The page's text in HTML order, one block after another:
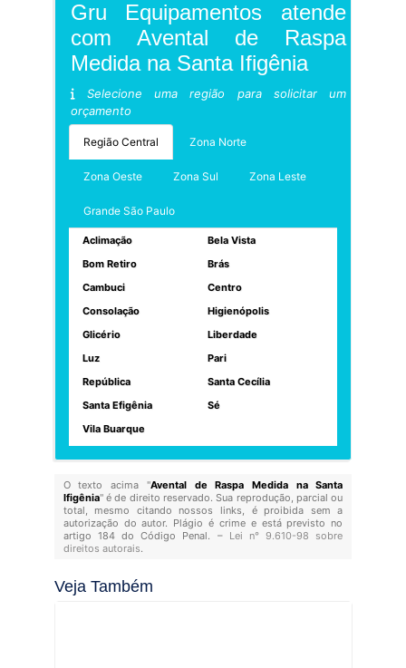
Gru Equipamentos atende
com Avental de Raspa
Medida na Santa Ifigênia
Selecione uma região para solicitar um
orçamento
Região Central Zona Norte
Zona Oeste Zona Sul Zona Leste
Grande São Paulo
Aclimação
Bela Vista
Bom Retiro
Brás
Cambuci
Centro
Consolação
Higienópolis
Glicério
Liberdade
Luz
Pari
República
Santa Cecília
Santa Efigênia
Sé
Vila Buarque
O texto acima "Avental de Raspa Medida na Santa
Ifigênia" é de direito reservado. Sua reprodução, parcial ou
total, mesmo citando nossos links, é proibida sem a
autorização do autor. Plágio é crime e está previsto no
artigo 184 do Código Penal. – Lei n° 9.610-98 sobre
direitos autorais.
Veja Também